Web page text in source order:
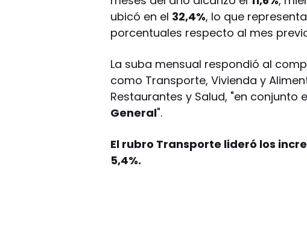
ubicó en el 32,4%, lo que
porcentuales respecto al mes
La suba mensual respondió al
como Transporte, Vivienda y
Restaurantes y Salud, "en conjunto
General".
El rubro Transporte lideró los
5,4%.